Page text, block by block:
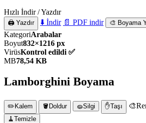
Hızlı İndir / Yazdır
🖨️ Yazdır ⬇️ İndir 📄 PDF indir 🎨 Boyama
KategoriArabalar
Boyut832×1216 px
VirüsKontrol edildi ✅
MB78,54 KB
Lamborghini Boyama
✏️Kalem 🪣 Doldur 🧽Silgi ✋Taşı 🎨
🧹 Temizle